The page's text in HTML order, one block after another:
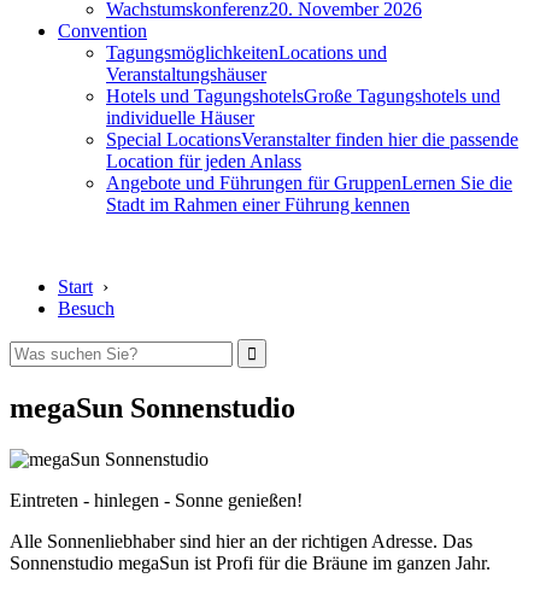
Wachstumskonferenz20. November 2026
Convention
TagungsmöglichkeitenLocations und
Veranstaltungshäuser
Hotels und TagungshotelsGroße Tagungshotels und
individuelle Häuser
Special LocationsVeranstalter finden hier die passende
Location für jeden Anlass
Angebote und Führungen für GruppenLernen Sie die
Stadt im Rahmen einer Führung kennen
Start ›
Besuch
megaSun Sonnenstudio
Eintreten - hinlegen - Sonne genießen!
Alle Sonnenliebhaber sind hier an der richtigen Adresse. Das
Sonnenstudio megaSun ist Profi für die Bräune im ganzen Jahr.